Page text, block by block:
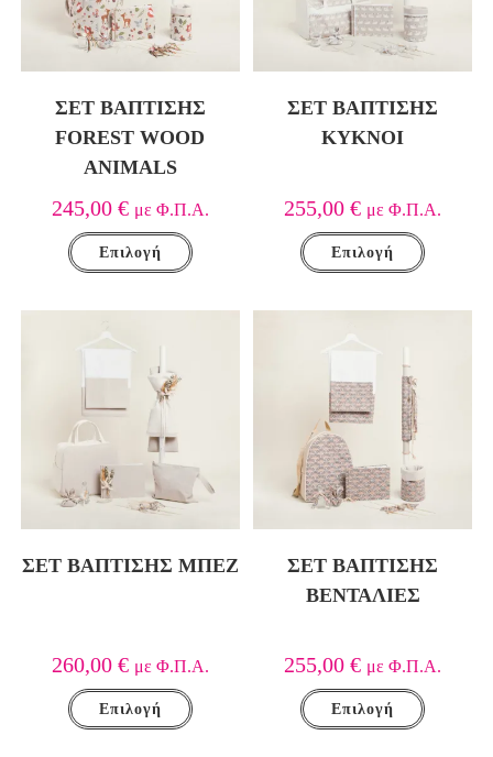
ΣΕΤ ΒΆΠΤΙΣΗΣ
FOREST WOOD
ANIMALS
245,00 € με Φ.Π.Α.
Επιλογή
ΣΕΤ ΒΑΠΤΙΣΗΣ
ΚΥΚΝΟΙ
255,00€ με Φ.Π.Α.
Επιλογή
ΣΕΤ ΒΑΠΤΙΣΗΣ ΜΠΕΖ
260,00 € με Φ.Π.Α.
Επιλογή
ΣΕΤ ΒΑΠΤΙΣΗΣ
ΒΕΝΤΑΛΙΕΣ
255,00€ με Φ.Π.Α.
Επιλογή